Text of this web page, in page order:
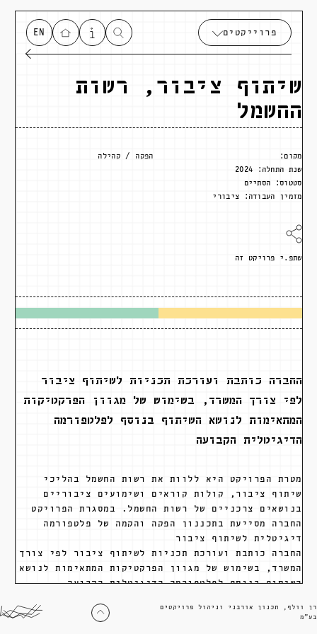
פרוייקטים EN
שיתוף ציבור, רשות
החשמל
הפקה קהילה
מקום:
שנת התחלה:
סטטוס:
הסתיים
מזמין העבודה:
ציבורי
שתפ.י פרויקט זה
החברה כותבת ועורכת תכניות לשיתוף ציבור
לפי צורך המשרד, בשימוש של מגוון הפרקטיקות
המתאימות לנושא השיתוף בנוסף לפלטפורמה
הדיגיטלית הקבועה
מטרת הפרויקט היא ללוות את רשות החשמל בהליכי
שיתוף ציבור, קולות קוראים ושימועים ציבוריים
בנושאים צרכניים של רשות החשמל. במסגרת הפרויקט
החברה מסייעת בתכננון הפקה והקמה של פלטפורמה
דיגיטלית לשיתוף ציבור
החברה כותבת ועורכת תכניות לשיתוף ציבור לפי צורך
המשרד, בשימוש של מגוון הפרקטיקות המתאימות לנושא
השיתוף בנוסף לפלטפורמה הדיגיטלית הקבועה
צוות מוביל
רן וולף, תכנון אורבני וניהול פרויקטים
בע״מ